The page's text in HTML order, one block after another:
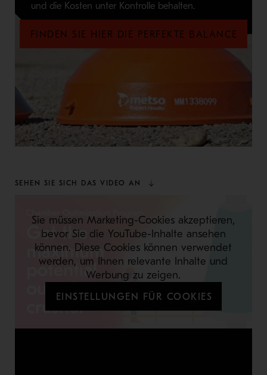
und die Kosten unter Kontrolle behalten.
FINDEN SIE HIER DIE PERFEKTE BALANCE
SEHEN SIE SICH DAS VIDEO AN
Sie müssen Marketing-Cookies akzeptieren,
bevor Sie die YouTube-Inhalte ansehen
können. Diese Cookies können verwendet
werden, um Ihnen relevante Inhalte und
Werbung zu zeigen.
EINSTELLUNGEN FÜR COOKIES